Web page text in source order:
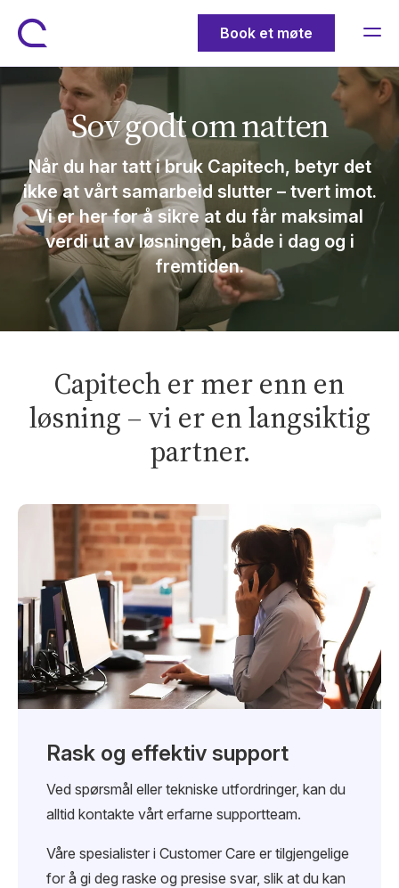
Book et møte
Sov godt om natten
Når du har tatt i bruk Capitech, betyr det
ikke at vårt samarbeid slutter – tvert imot.
Vi er her for å sikre at du får maksimal
verdi ut av løsningen, både i dag og i
fremtiden.
Capitech er mer enn en
løsning – vi er en langsiktig
partner.
Rask og effektiv support
Ved spørsmål eller tekniske utfordringer, kan du
alltid kontakte vårt erfarne supportteam.
Våre spesialister i Customer Care er tilgjengelige
for å gi deg raske og presise svar, slik at du kan